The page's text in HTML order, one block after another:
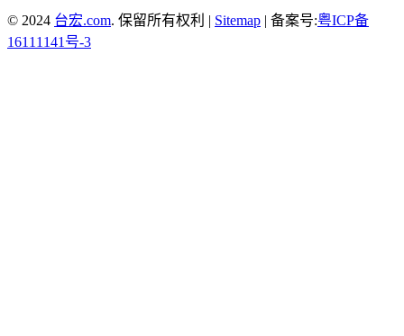
© 2024 台宏.com. 保留所有权利 | Sitemap | 备案号:粤ICP备
16111141号-3